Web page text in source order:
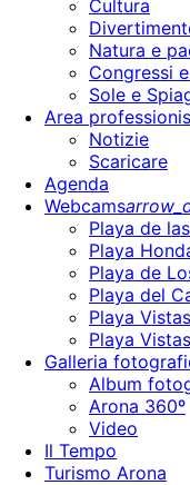
Cultura
Natura e
Congressi
Sole e
Area
Notizie
Scaricare
Agenda
Webcams
Playa de
Playa
Playa de
Playa del
Playa
Playa
Galleria
Album
Arona 360º
Video
Il Tempo
Turismo Arona